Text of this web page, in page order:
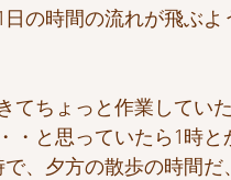
日の時間の流れが飛ぶよ
てちょっと作業してい
・と思っていたら1時
で、夕方の散歩の時間